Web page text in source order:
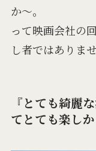
か～。
って映画会社の
し者ではありま
『とても綺麗
てとても楽しか